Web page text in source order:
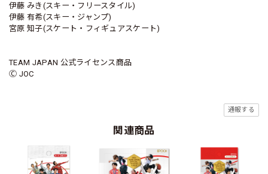
伊藤 みき(スキー・フリースタイル)
伊藤 有希(スキー・ジャンプ)
宮原 知子(スケート・フィギュアスケート)
TEAM JAPAN 公式ライセンス商品
Ⓒ JOC
通報する
関連商品